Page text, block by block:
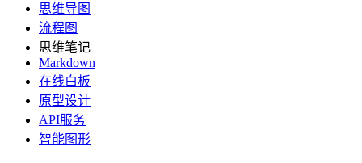
思维导图
流程图
思维笔记
Markdown
在线白板
原型设计
API服务
智能图形